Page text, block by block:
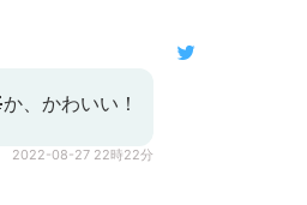
、かわいい！
2022-08-27 22時22分